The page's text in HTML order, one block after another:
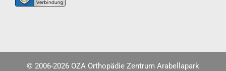
© 2006-2026 OZA Orthopädie Zentrum Arabellapark